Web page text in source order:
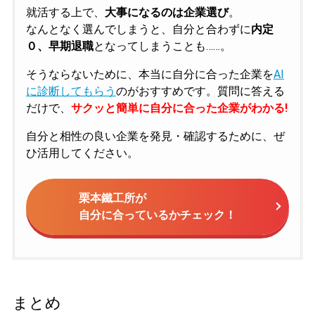
就活する上で、 大事になるのは企業選び。
なんとなく選んでしまうと、自分と合わずに内定
０、早期退職となってしまうことも……。
そうならないために、本当に自分に合った企業をAI
に診断してもらう のがおすすめです。質問に答える
だけで、 サクッと簡単に自分に合った企業がわかる!
自分と相性の良い企業を発見・確認するために、ぜ
ひ活用してください。
栗本鐵工所が
自分に合っているかチェック！
まとめ